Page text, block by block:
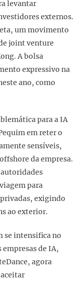
levantar
externos.
um movimento
joint venture
A bolsa
expressivo na
ano, como
para a IA
em reter o
sensíveis,
da empresa.
para
exigindo
ao exterior.
se intensifica no
de IA,
agora